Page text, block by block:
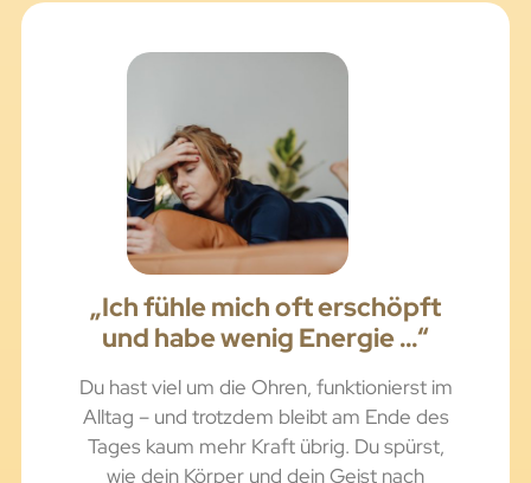
„Ich fühle mich oft erschöpft
und habe wenig Energie …“
Du hast viel um die Ohren, funktionierst im
Alltag – und trotzdem bleibt am Ende des
Tages kaum mehr Kraft übrig. Du spürst,
wie dein Körper und dein Geist nach